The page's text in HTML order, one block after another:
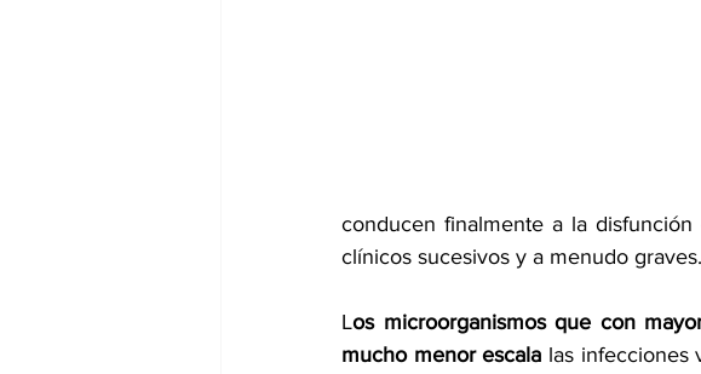
conducen finalmente a la
clínicos sucesivos y a menudo graves.
Los microorganismos que con
mucho menor escala las infecciones